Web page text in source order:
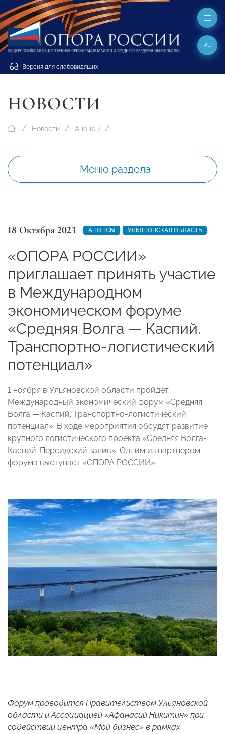
Версия для слабовидящих
RU
НОВОСТИ
Новости Анонсы
Меню раздела
18 Октября 2023 АНОНСЫ УЛЬЯНОВСКАЯ ОБЛАСТЬ
«ОПОРА РОССИИ»
приглашает принять участие
в Международном
экономическом форуме
«Средняя Волга — Каспий.
Транспортно-логистический
потенциал»
1 ноября в Ульяновской области пройдет
Международный экономический форум «Средняя
Волга — Каспий. Транспортно-логистический
потенциал». В ходе мероприятия обсудят развитие
крупного логистического проекта «Средняя Волга-
Каспий-Персидский залив». Одним из партнером
форума выступает «ОПОРА РОССИИ».
Форум проводится Правительством Ульяновской
области и Ассоциацией «Афанасий Никитин» при
содействии центра «Мой бизнес» в рамках